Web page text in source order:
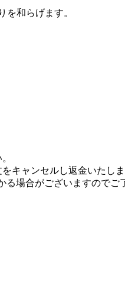
を和らげます。
キャンセルし返金いたしま
場合がございますのでご